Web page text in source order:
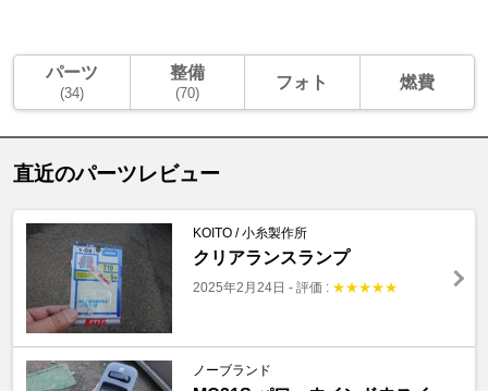
パーツ
(34)
整備
(70)
フォト 燃費
直近のパーツレビュー
KOITO / 小糸製作所
クリアランスランプ
2025年2月24日 - 評価 : ★★★★★
ノーブランド